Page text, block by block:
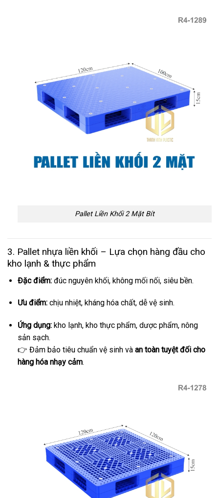
Pallet Liền Khối 2 Mặt Bít
3. Pallet nhựa liền khối – Lựa chọn hàng đầu cho
kho lạnh & thực phẩm
Đặc điểm:đúc nguyên khối, không mối nối, siêu bền.
Ưu điểm:chịu nhiệt, kháng hóa chất, dễ vệ sinh.
Ứng dụng:kho lạnh, kho thực phẩm, dược phẩm, nông
sản sạch.
👉 Đảm bảo tiêu chuẩn vệ sinh và an toàn tuyệt đối cho
hàng hóa nhạy cảm.